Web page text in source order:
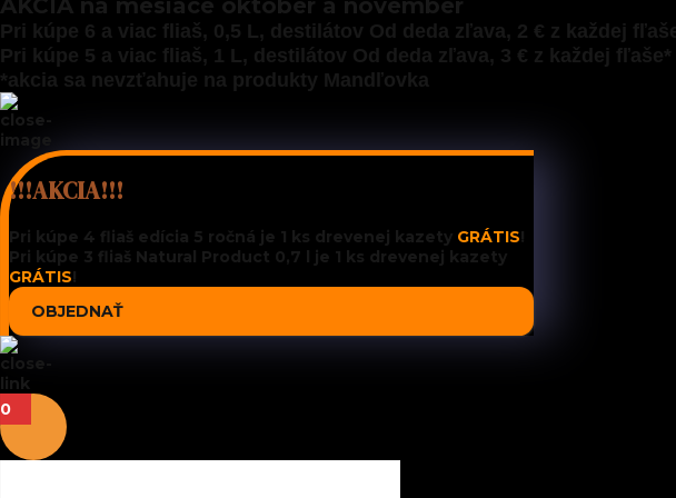
AKCIA na mesiace október a november
Pri kúpe 6 a viac fliaš, 0,5 L, destilátov Od deda zľava, 2 € z každej
Pri kúpe 5 a viac fliaš, 1 L, destilátov Od deda zľava, 3 € z každej fľaše*
*akcia sa nevzťahuje na produkty Mandľovka
!!!AKCIA!!!
Pri kúpe 4 fliaš edícia 5 ročná je 1 ks drevenej kazety GRÁTIS!
Pri kúpe 3 fliaš Natural Product 0,7 l je 1 ks drevenej kazety
GRÁTIS!
OBJEDNAŤ
0